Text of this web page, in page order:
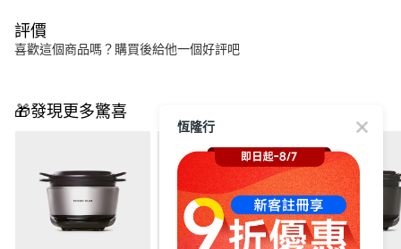
評價
喜歡這個商品嗎？購買後給他一個好評吧
🎁發現更多驚喜
恆隆行